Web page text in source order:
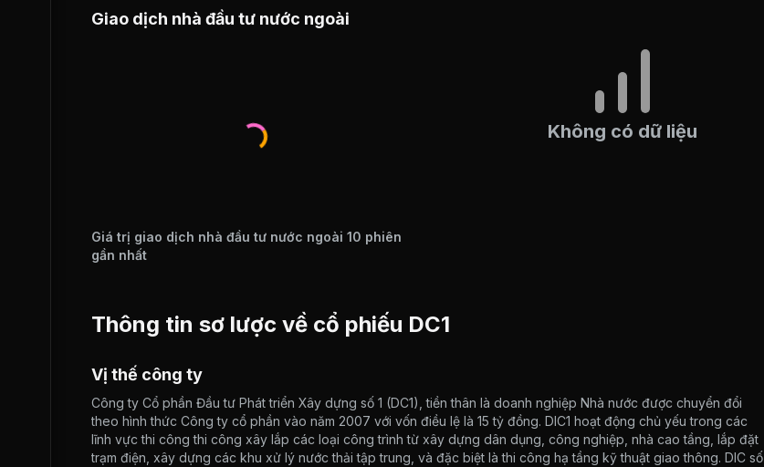
Giao dịch nhà đầu tư nước ngoài
Giá trị giao dịch nhà đầu tư nước ngoài 10 phiên
gần nhất
Không có dữ liệu
Thông tin sơ lược về cổ phiếu DC1
Vị thế công ty
Công ty Cổ phần Đầu tư Phát triển Xây dựng số 1 (DC1), tiền thân là doanh nghiệp Nhà nước được chuyển đổi
theo hình thức Công ty cổ phần vào năm 2007 với vốn điều lệ là 15 tỷ đồng. DIC1 hoạt động chủ yếu trong các
lĩnh vực thi công thi công xây lắp các loại công trình từ xây dựng dân dụng, công nghiệp, nhà cao tầng, lắp đặt
trạm điện, xây dựng các khu xử lý nước thải tập trung, và đặc biệt là thi công hạ tầng kỹ thuật giao thông. DIC số